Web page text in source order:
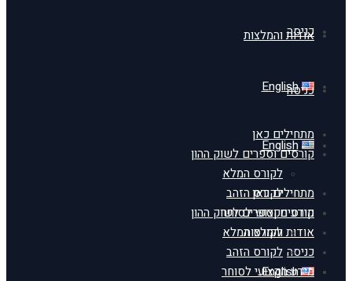
כניסה
English
מתחילים כאן
קורסים וספרים לשוק ההון
לקורס המלא
לקורס הזהב
מידע מקצועי לסוחר
אודות והמלצות
כניסה
English
אודות והמלצות
כניסה
English
מתחילים כאן
קורסים וספרים לשוק ההון
לקורס המלא
לקורס הזהב
מידע מקצועי לסוחר